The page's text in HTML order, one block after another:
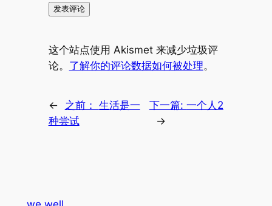
这个站点使用 Akismet 来减少垃圾评
论。 了解你的评论数据如何被处理。
← 之前： 生活是一
种尝试
下一篇: 一个人2
→